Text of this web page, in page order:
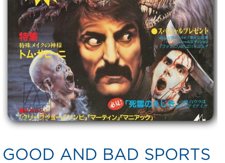
GOOD AND BAD SPORTS